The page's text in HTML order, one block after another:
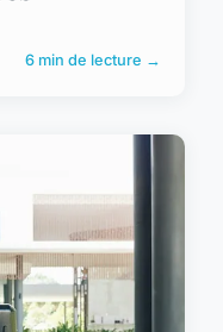
6 min de lecture →